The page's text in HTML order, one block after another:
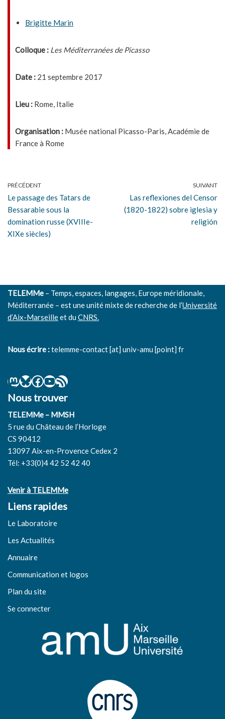
Brigitte Marin
Colloque : Les Méditerranées de Picasso
Date : 21 septembre 2017
Lieu : Rome, Italie
Organisation : Musée national Picasso-Paris, Académie de
France à Rome
PRÉCÉDENT
Le passage des Tatars de
Bessarabie sous la
domination russe (XVIIIe-
XIXe siècles)
SUIVANT
Las reflexiones del Censor
(1820-1822) sobre iglesia y
religión
TELEMMe – Temps, espaces, langages, Europe méridionale,
Méditerranée – est une unité mixte de recherche de l’Université
d’Aix-Marseilleet duCNRS.
Nous écrire :telemme-contact [at] univ-amu [point] fr
Nous trouver
TELEMMe – MMSH
5 rue du Château de l’Horloge
CS 90412
13097 Aix-en-Provence Cedex 2
Tél: +33(0)4 42 52 42 40
Venir à TELEMMe
Liens rapides
Le Laboratoire
Les Actualités
Annuaire
Communication et logos
Plan du site
Se connecter